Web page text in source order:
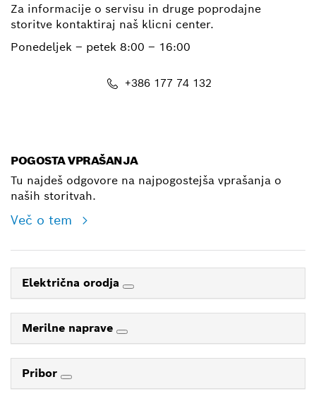
Za informacije o servisu in druge poprodajne
storitve kontaktiraj naš klicni center.
Ponedeljek – petek 8:00 – 16:00
+386 177 74 132
POGOSTA VPRAŠANJA
Tu najdeš odgovore na najpogostejša vprašanja o
naših storitvah.
Več o tem
Električna orodja
Merilne naprave
Pribor